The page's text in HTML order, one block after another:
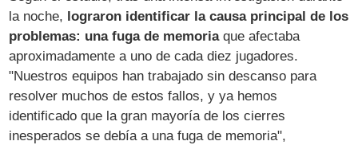
la noche, lograron identificar la causa principal de los
problemas: una fuga de memoriaque afectaba
aproximadamente a uno de cada diez jugadores.
"Nuestros equipos han trabajado sin descanso para
resolver muchos de estos fallos, y ya hemos
identificado que la gran mayoría de los cierres
inesperados se debía a una fuga de memoria",